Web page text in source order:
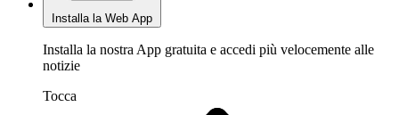
Installa la Web App
Installa la nostra App gratuita e accedi più velocemente alle
notizie
Tocca